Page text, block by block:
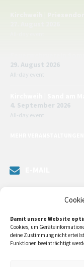
Damit unsere Website
Cookies, um
deine Zustimmung nicht
Funktionen beeinträchtigt
29. August 2026
All-day event
4. September 2026
All-day event
kontaktieren oder
Klicken Siehier…